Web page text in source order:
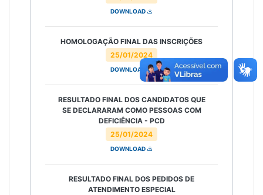
DOWNLOAD
25/01/2024
HOMOLOGAÇÃO FINAL DAS INSCRIÇÕES
DOWNLOAD
25/01/2024
RESULTADO FINAL DOS CANDIDATOS QUE
SE DECLARARAM COMO PESSOAS COM
DEFICIÊNCIA - PCD
DOWNLOAD
RESULTADO FINAL DOS PEDIDOS DE
ATENDIMENTO ESPECIAL